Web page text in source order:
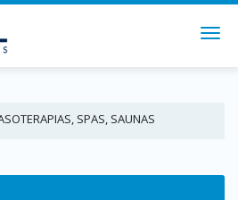
SPAS, SAUNAS